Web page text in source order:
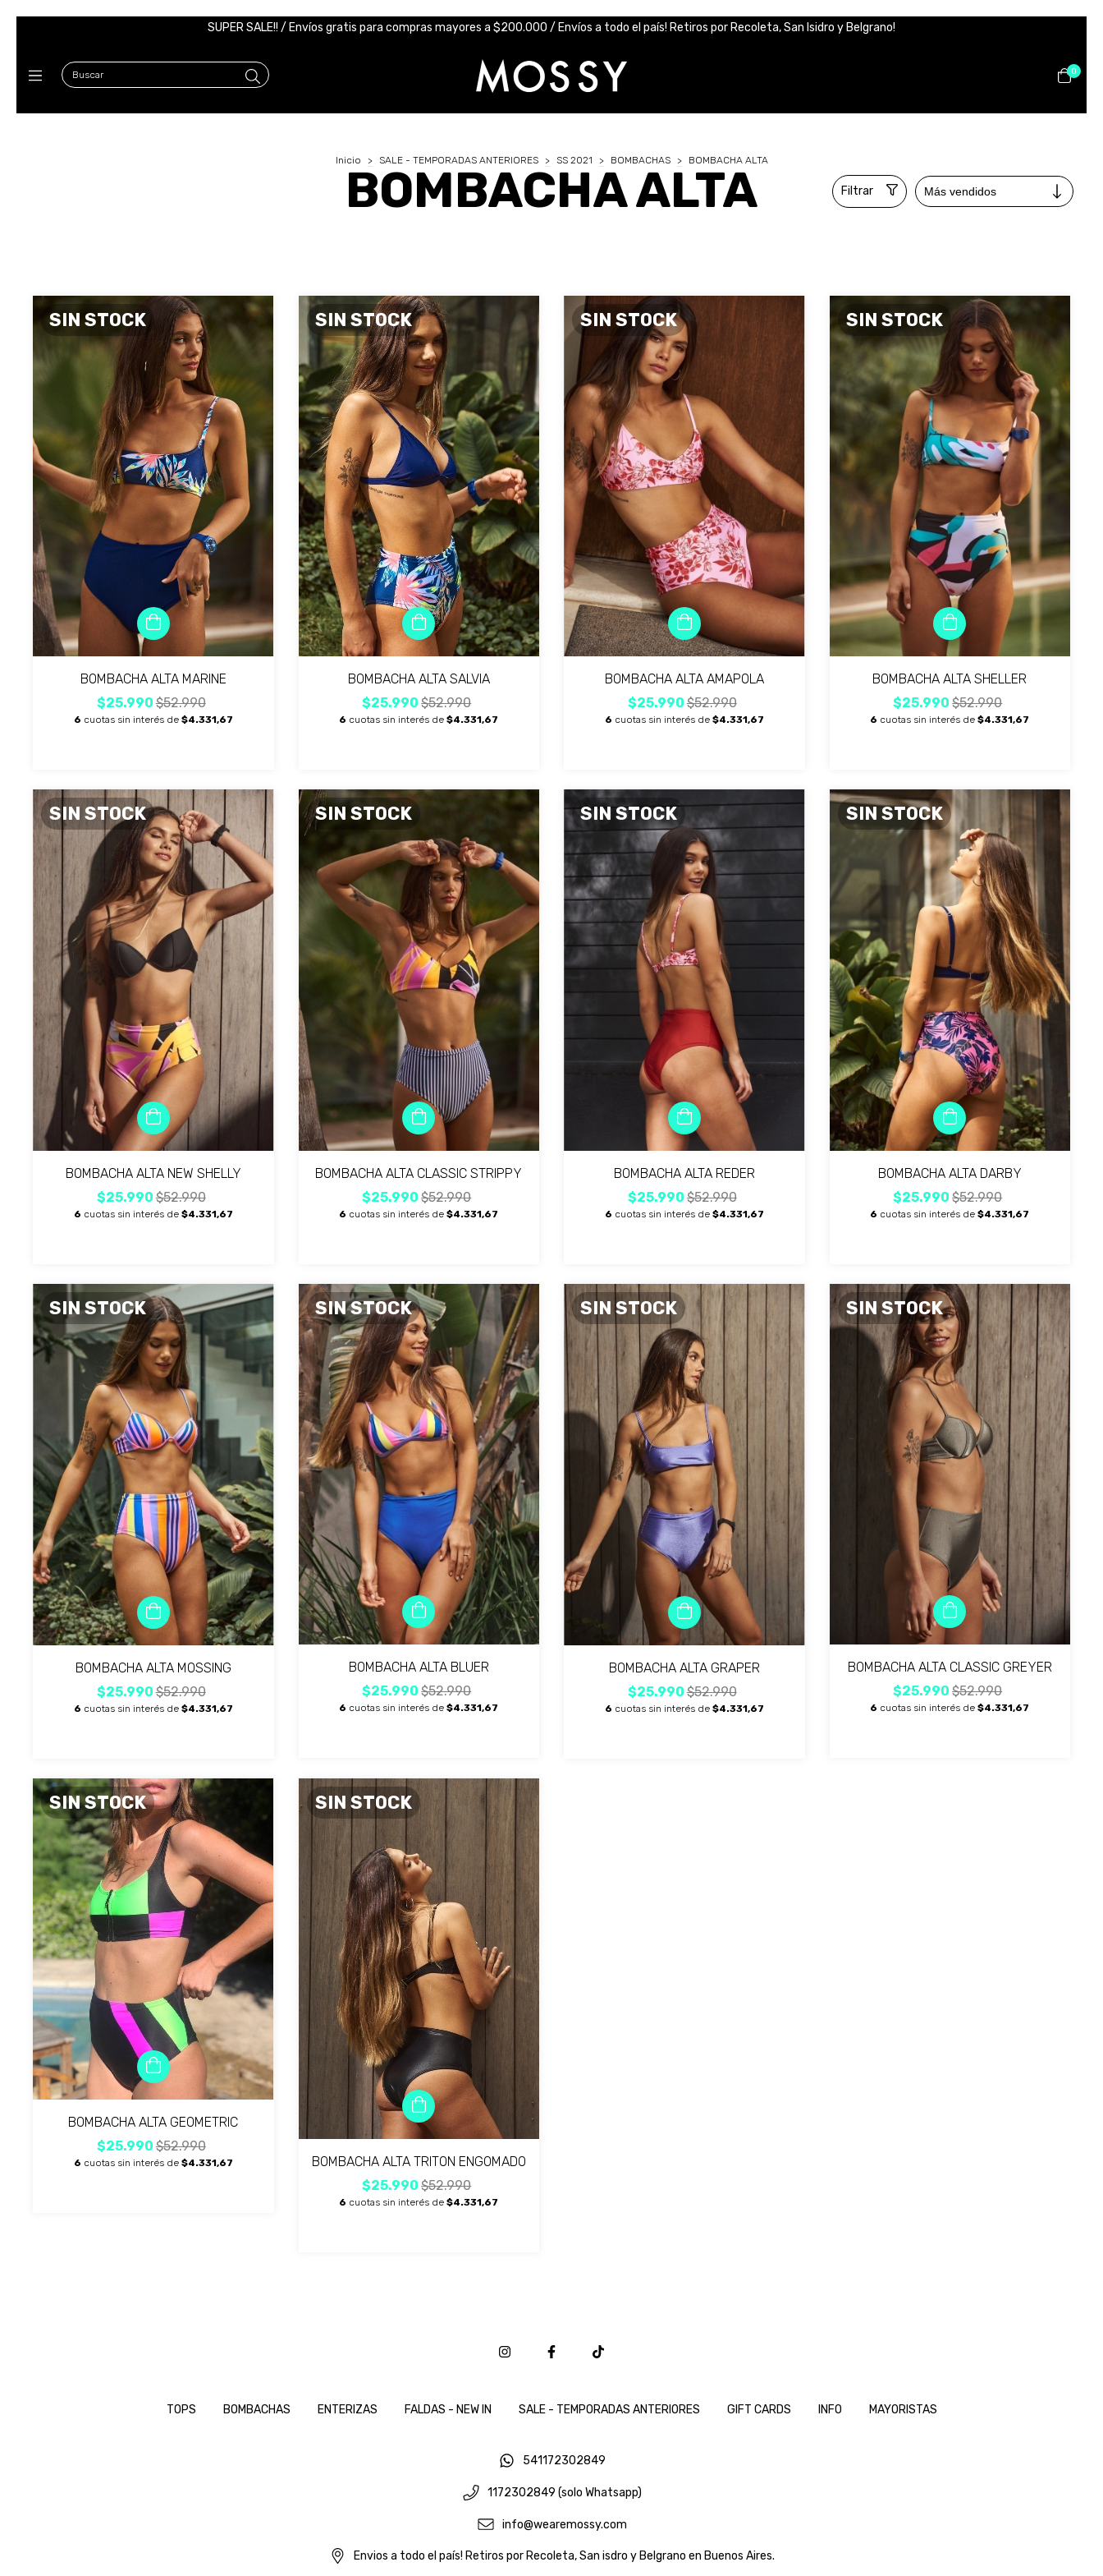
SUPER SALE!! / Envíos gratis para compras mayores a $200.000 / Envíos a todo el país! Retiros por Recoleta, San Isidro y Belgrano!
0
Inicio > SALE - TEMPORADAS ANTERIORES > SS 2021 > BOMBACHAS > BOMBACHA ALTA
BOMBACHA ALTA Filtrar
SIN STOCK
BOMBACHA ALTA MARINE
$25.990$52.990
6 cuotas sin interés de $4.331,67
SIN STOCK
BOMBACHA ALTA SALVIA
$25.990$52.990
6 cuotas sin interés de$4.331,67
SIN STOCK
BOMBACHA ALTA AMAPOLA
$25.990$52.990
6 cuotas sin interés de $4.331,67
SIN STOCK
BOMBACHA ALTA SHELLER
$25.990$52.990
6 cuotas sin interés de$4.331,67
SIN STOCK
BOMBACHA ALTA NEW SHELLY
$25.990$52.990
6 cuotas sin interés de $4.331,67
SIN STOCK
BOMBACHA ALTA CLASSIC STRIPPY
$25.990$52.990
6 cuotas sin interés de$4.331,67
SIN STOCK
BOMBACHA ALTA REDER
$25.990$52.990
6 cuotas sin interés de $4.331,67
SIN STOCK
BOMBACHA ALTA DARBY
$25.990$52.990
6 cuotas sin interés de$4.331,67
SIN STOCK
BOMBACHA ALTA MOSSING
$25.990$52.990
6 cuotas sin interés de $4.331,67
SIN STOCK
BOMBACHA ALTA BLUER
$25.990$52.990
6 cuotas sin interés de$4.331,67
SIN STOCK
BOMBACHA ALTA GRAPER
$25.990$52.990
6 cuotas sin interés de $4.331,67
SIN STOCK
BOMBACHA ALTA CLASSIC GREYER
$25.990$52.990
6 cuotas sin interés de$4.331,67
SIN STOCK
BOMBACHA ALTA GEOMETRIC
$25.990$52.990
6 cuotas sin interés de $4.331,67
SIN STOCK
BOMBACHA ALTA TRITON ENGOMADO
$25.990$52.990
6 cuotas sin interés de$4.331,67
TOPS BOMBACHAS ENTERIZAS FALDAS - NEW IN SALE - TEMPORADAS ANTERIORES GIFT CARDS INFO MAYORISTAS
541172302849
1172302849 (solo Whatsapp)
info@wearemossy.com
Envios a todo el país! Retiros por Recoleta, San isdro y Belgrano en Buenos Aires.